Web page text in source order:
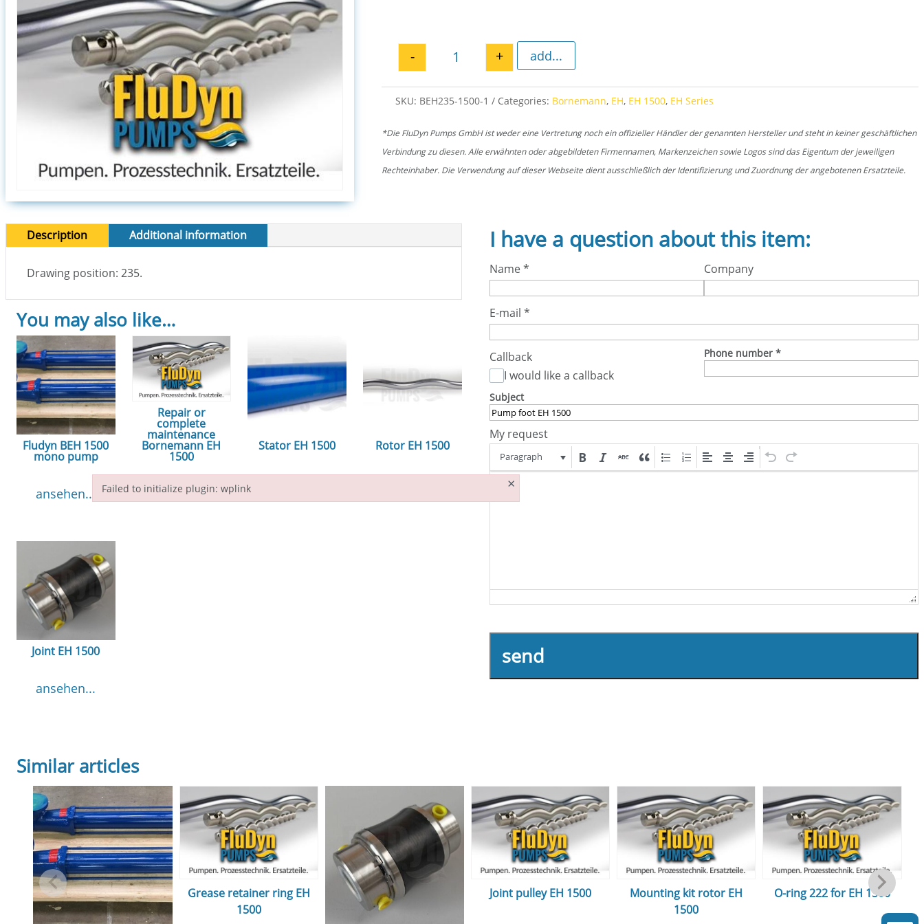
Pump foot EH 1500 quantity
- + add...
SKU: BEH235-1500-1 Categories: Bornemann, EH, EH 1500, EH Series
*Die FluDyn Pumps GmbH ist weder eine Vertretung noch ein offizieller Händler der genannten Hersteller und steht in keiner geschäftlichen
Verbindung zu diesen. Alle erwähnten oder abgebildeten Firmennamen, Markenzeichen sowie Logos sind das Eigentum der jeweiligen
Rechteinhaber. Die Verwendung auf dieser Webseite dient ausschließlich der Identifizierung und Zuordnung der angebotenen Ersatzteile.
Description Additional information
Drawing position: 235.
You may also like…
Fludyn BEH 1500
mono pump
ansehen...
Repair or
complete
maintenance
Bornemann EH
1500
ansehen...
Stator EH 1500 Rotor EH 1500
Joint EH 1500
ansehen...
I have a question about this item:
Name* Company
E-mail *
Callback
I would like a callback
Phone number *
Subject
My request
Paragraph
send
Similar articles
Grease retainer ring EH
1500
Joint pulley EH 1500
Mounting kit rotor EH
1500
O-ring 222 for EH 1500
Failed to initialize plugin: wplink ×
Failed to initialize plugin: wplink